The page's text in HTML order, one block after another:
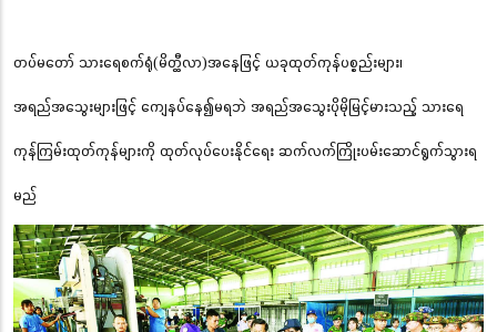
တပ်မတော် သားရေစက်ရုံ(မိတ္ထီလာ)အနေဖြင့် ယခုထုတ်ကုန်ပစ္စည်းများ၊
အရည်အသွေးများဖြင့် ကျေနပ်နေ၍မရဘဲ အရည်အသွေးပိုမိုမြင့်မားသည့် သားရေ
ကုန်ကြမ်းထုတ်ကုန်များကို ထုတ်လုပ်ပေးနိုင်ရေး ဆက်လက်ကြိုးပမ်းဆောင်ရွက်သွားရ
မည်